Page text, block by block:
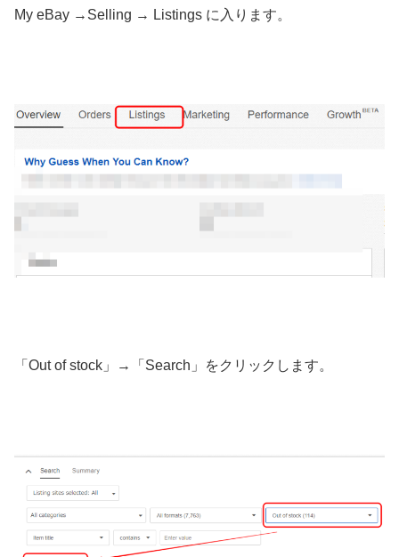
My eBay →Selling → Listings に入ります。
「Out of stock」→「Search」をクリックします。